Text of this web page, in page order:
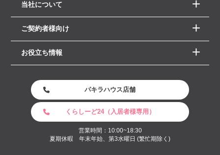
当社について
ご契約者様向け
お役立ち情報
パキラハウス店舗
くらしーど24（入居者様専用）
営業時間：10:00~18:30
夏期休暇 年末年始、第3水曜日 (繁忙期除く)